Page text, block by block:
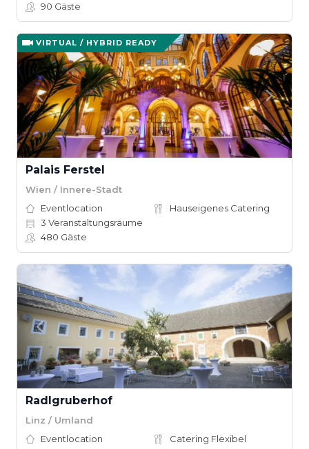
90 Gäste
VIRTUAL / HYBRID READY
Palais Ferstel
Wien / Innere-Stadt
Eventlocation
Hauseigenes Catering
3 Veranstaltungsräume
480 Gäste
Radlgruberhof
Linz / Umland
Eventlocation
Catering Flexibel